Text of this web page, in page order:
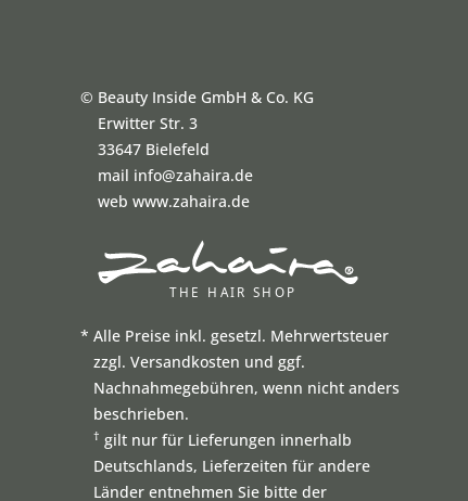
© Beauty Inside GmbH & Co. KG
Erwitter Str. 3
33647 Bielefeld
mail info@zahaira.de
web www.zahaira.de
* Alle Preise inkl. gesetzl. Mehrwertsteuer
zzgl. Versandkosten und ggf.
Nachnahmegebühren, wenn nicht anders
beschrieben.
† gilt nur für Lieferungen innerhalb
Deutschlands, Lieferzeiten für andere
Länder entnehmen Sie bitte der